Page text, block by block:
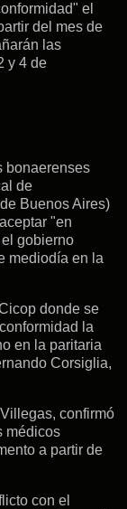
el
del mes de
las
y 4 de
bonaerenses
de
Buenos Aires)
"en
gobierno
mediodía en la
donde se
la
en la paritaria
Corsiglia,
confirmó
médicos
a partir de
con el